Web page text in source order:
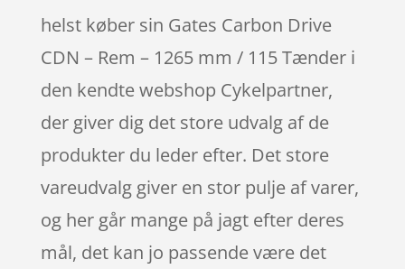
helst køber sin Gates Carbon Drive
CDN – Rem – 1265 mm / 115 Tænder i
den kendte webshop Cykelpartner,
der giver dig det store udvalg af de
produkter du leder efter. Det store
vareudvalg giver en stor pulje af varer,
og her går mange på jagt efter deres
mål, det kan jo passende være det